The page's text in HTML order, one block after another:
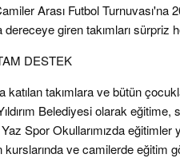
Arası Futbol
dereceye giren takımları sürpriz
DESTEK
katılan takımlara ve bütün
Belediyesi olarak
Spor Okullarımızda
ve camilerde eğitim